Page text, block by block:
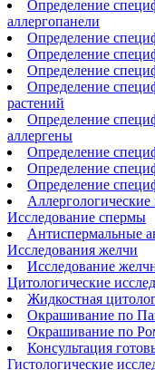
Определение
аллергопанели
Определение
Определение
Определение
Определение
растений
Определение
аллергены
Определение
Определение
Определение
Исследование спермы
Антиспермальные
Исследования желчи
Исследование
Цитологические
Жидкостная
Окрашивание по
Окрашивание по
Консультация
Гистологические